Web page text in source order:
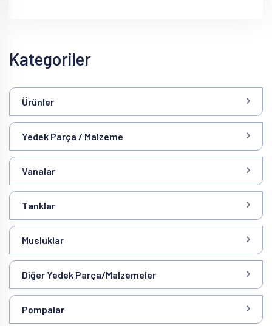
Kategoriler
Ürünler
Yedek Parça / Malzeme
Vanalar
Tanklar
Musluklar
Diğer Yedek Parça/Malzemeler
Pompalar